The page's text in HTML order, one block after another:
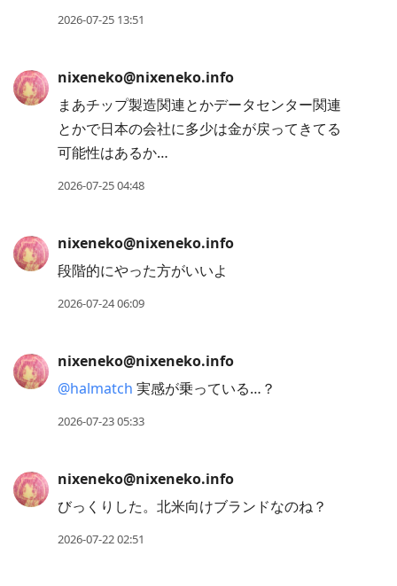
2026-07-25 13:51
nixeneko@nixeneko.info
まあチップ製造関連とかデータセンター関連
とかで日本の会社に多少は金が戻ってきてる
可能性はあるか…
2026-07-25 04:48
nixeneko@nixeneko.info
段階的にやった方がいいよ
2026-07-24 06:09
nixeneko@nixeneko.info
@halmatch 実感が乗っている…？
2026-07-23 05:33
nixeneko@nixeneko.info
びっくりした。北米向けブランドなのね？
2026-07-22 02:51